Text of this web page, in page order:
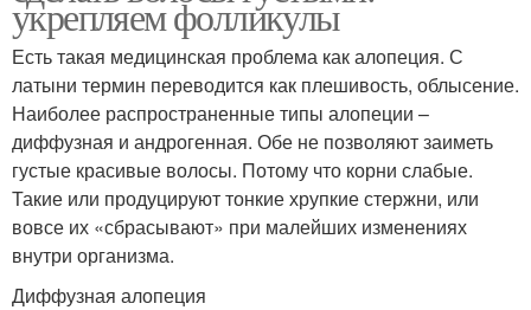
укрепляем фолликулы
Есть такая медицинская проблема как алопеция. С
латыни термин переводится как плешивость, облысение.
Наиболее распространенные типы алопеции –
диффузная и андрогенная. Обе не позволяют заиметь
густые красивые волосы. Потому что корни слабые.
Такие или продуцируют тонкие хрупкие стержни, или
вовсе их «сбрасывают» при малейших изменениях
внутри организма.
Диффузная алопеция